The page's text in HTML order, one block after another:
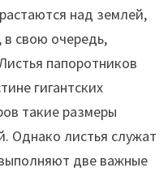
над землей,
свою очередь,
папоротников
гигантских
такие размеры
Однако листья служат
две важные